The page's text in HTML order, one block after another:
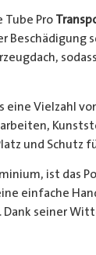
Pro
eine Vielzahl
und Schutz
ist das
einfache
seiner